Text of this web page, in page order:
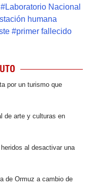
#Laboratorio Nacional
humana
#primer fallecido
por un turismo que
de arte y culturas en
al desactivar una
de Ormuz a cambio de